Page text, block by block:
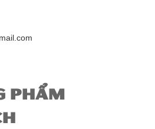
phẩm đối với nhà sản xuất hoặc
sản phẩm bị lỗi hoặc hỏng hóc
PHẨM